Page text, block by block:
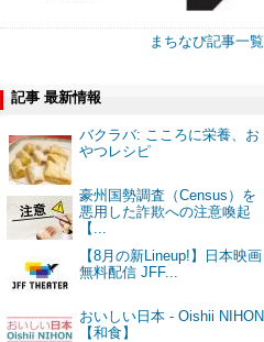
まちなび記事一覧
記事 最新情報
バクラバ: こころに栄養、お
やつレシピ
豪州国勢調査（Census）を
悪用した詐欺への注意喚起
【...
【8月の新Lineup!】日本映画
無料配信 JFF...
おいしい日本 - Oishii NIHON
【和食】